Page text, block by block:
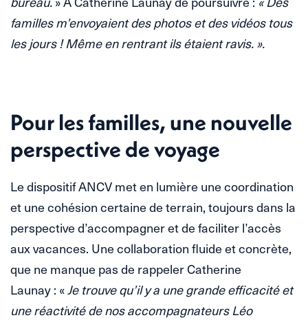
familles m’envoyaient des photos et des vidéos tous
les jours ! Même en rentrant ils étaient ravis. ».
Pour les familles, une nouvelle
perspective de voyage
Le dispositif ANCV met en lumière une coordination
et une cohésion certaine de terrain, toujours dans la
perspective d’accompagner et de faciliter l’accès
aux vacances. Une collaboration fluide et concrète,
que ne manque pas de rappeler Catherine
Launay : «Je trouve qu’il y a une grande efficacité et
une réactivité de nos accompagnateurs Léo